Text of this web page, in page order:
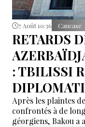
7 Août 10:36 Caucase
RETARDS
: TBILISSI
Après les plaintes
confrontés à de
géorgiens, Bakou a